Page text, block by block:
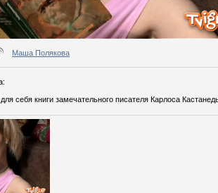
Маша Полякова
:
себя книги замечательного писателя Карлоса